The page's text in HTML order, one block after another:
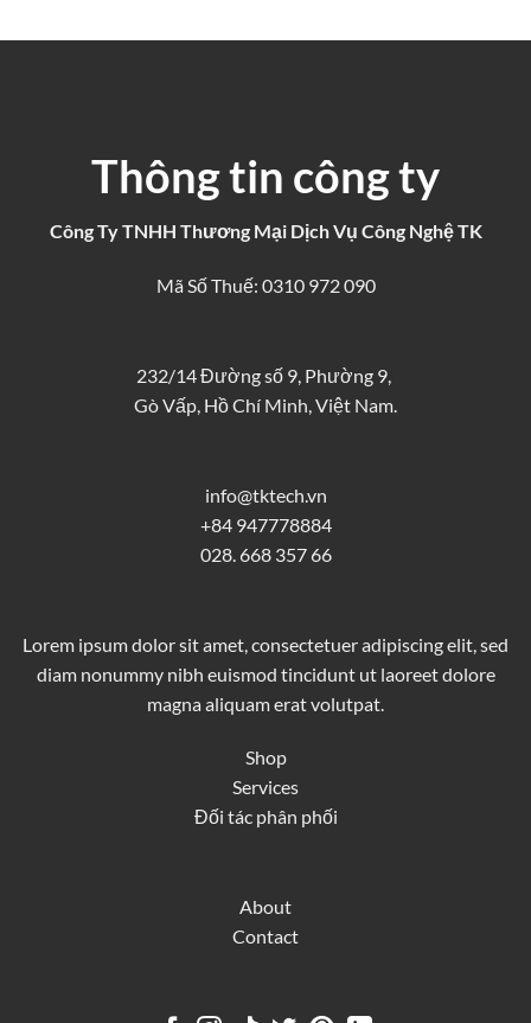
Thông tin công ty
Công Ty TNHH Thương Mại Dịch Vụ Công Nghệ TK
Mã Số Thuế: 0310 972 090
232/14 Đường số 9, Phường 9,
Gò Vấp, Hồ Chí Minh, Việt Nam.
info@tktech.vn
+84 947778884
028. 668 357 66
Lorem ipsum dolor sit amet, consectetuer adipiscing elit, sed
diam nonummy nibh euismod tincidunt ut laoreet dolore
magna aliquam erat volutpat.
Shop
Services
Đối tác phân phối
About
Contact